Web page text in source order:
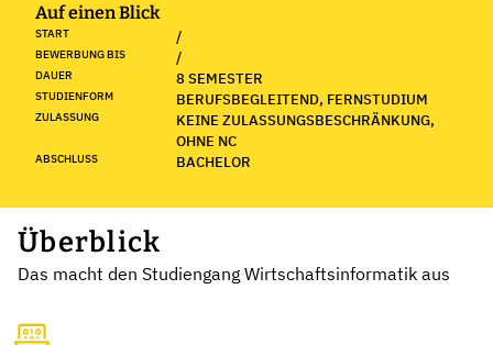
Auf einen Blick
START /
BEWERBUNG BIS /
DAUER 8 SEMESTER
STUDIENFORM BERUFSBEGLEITEND, FERNSTUDIUM
ZULASSUNG
KEINE ZULASSUNGSBESCHRÄNKUNG,
OHNE NC
ABSCHLUSS BACHELOR
Überblick
Das macht den Studiengang Wirtschaftsinformatik aus